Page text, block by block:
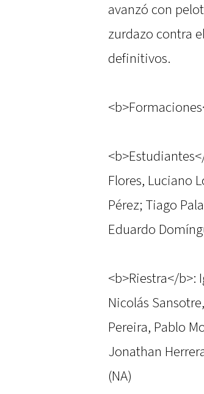
avanzó con
zurdazo contra
definitivos.
Flores, Luciano
Pérez; Tiago
Eduardo
<b>Riestra</b>:
Nicolás
Pereira, Pablo
Jonathan
(NA)